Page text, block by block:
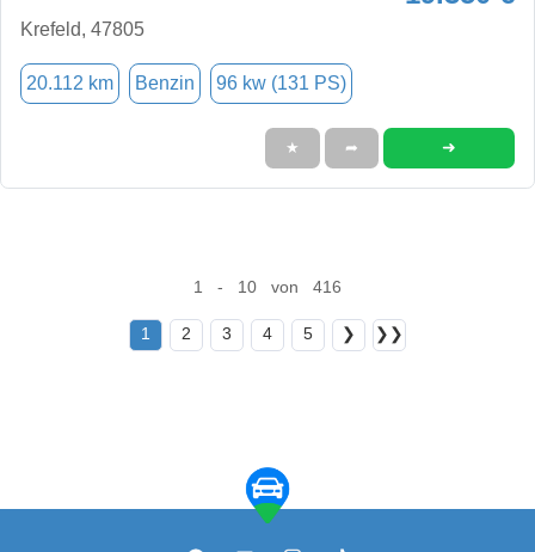
Krefeld, 47805
20.112 km Benzin 96 kw (131 PS)
★ ➦ ➜
1 - 10 von 416
1 2 3 4 5 ❯ ❯❯